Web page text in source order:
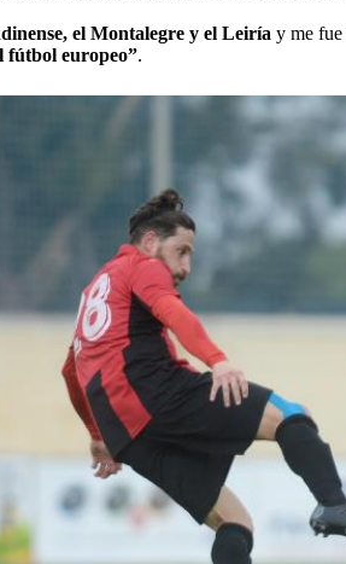
el Montalegre y el Leiría y me fue
fútbol europeo”.